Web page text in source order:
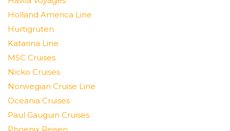
Holland America Line
Hurtigruten
Katarina Line
MSC Cruises
Nicko Cruises
Norwegian Cruise Line
Oceania Cruises
Paul Gauguin Cruises